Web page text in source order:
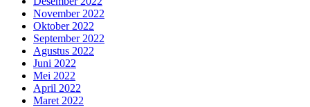
November 2022
Oktober 2022
September 2022
Agustus 2022
Juni 2022
Mei 2022
April 2022
Maret 2022